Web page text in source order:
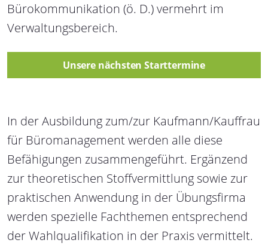
Bürokommunikation (ö. D.) vermehrt im
Verwaltungsbereich.
Unsere nächsten Starttermine
In der Ausbildung zum/zur Kaufmann/Kauffrau
für Büromanagement werden alle diese
Befähigungen zusammengeführt. Ergänzend
zur theoretischen Stoffvermittlung sowie zur
praktischen Anwendung in der Übungsfirma
werden spezielle Fachthemen entsprechend
der Wahlqualifikation in der Praxis vermittelt.